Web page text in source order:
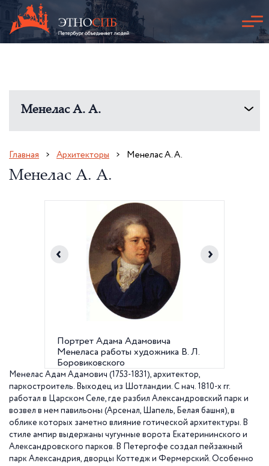
Менелас А. А.
Главная Архитекторы Менелас А. А.
Менелас А. А.
Портрет Адама Адамовича
Менеласа работы художника В. Л.
Боровиковского
Менелас Адам Адамович (1753-1831), архитектор,
паркостроитель. Выходец из Шотландии. С нач. 1810-х гг.
работал в Царском Селе, где разбил Александровский парк и
возвел в нем павильоны (Арсенал, Шапель, Белая башня), в
облике которых заметно влияние готической архитектуры. В
стиле ампир выдержаны чугунные ворота Екатерининского и
Александровского парков. В Петергофе создал пейзажный
парк Александрия, дворцы Коттедж и Фермерский. Особенно